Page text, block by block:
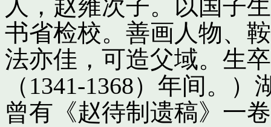
人，赵雍次子。以国子
书省检校。善画人物、
法亦佳，可造父域。生
（1341-1368）年间。
曾有《赵待制遗稿》一